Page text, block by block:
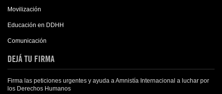
Movilización
Educación en DDHH
Comunicación
DEJÁ TU FIRMA
Firma las peticiones urgentes y ayuda a Amnistía Internacional a luchar por
los Derechos Humanos